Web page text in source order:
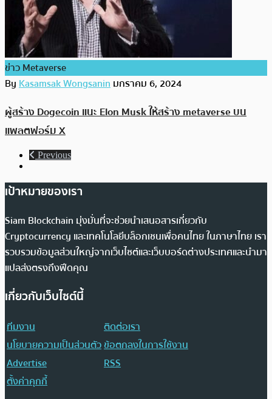
ข่าว Metaverse
ByKasamsak Wongsaninมกราคม 6, 2024
ผู้สร้าง Dogecoin แนะ Elon Musk ให้สร้าง metaverse บน
แพลตฟอร์ม X
Previous
เป้าหมายของเรา
Siam Blockchain มุ่งมั่นที่จะช่วยนำเสนอสารเกี่ยวกับ
Cryptocurrency และเทคโนโลยีบล็อกเชนเพื่อคนไทย ในภาษาไทย เรา
รวบรวมข้อมูลส่วนใหญ่จากเว็บไซต์และเว็บบอร์ดต่างประเทศและนำมา
แปลส่งตรงถึงฟีดคุณ
เกี่ยวกับเว็บไซต์นี้
ทีมงาน
ติดต่อเรา
นโยบายความเป็นส่วนตัวข้อตกลงในการใช้งาน
Advertise
RSS
ตั้งค่าคุกกี้